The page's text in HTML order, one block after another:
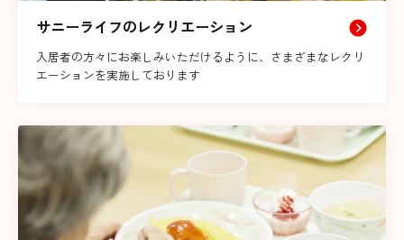
サニーライフのレクリエーション
入居者の方々にお楽しみいただけるように、さまざまなレクリ
エーションを実施しております